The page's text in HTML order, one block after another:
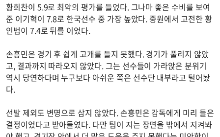
황희찬이 5.9로 최악의 평가를 들었다. 그나마 좋은 수비를 보여
준 이기혁이 7.8로 한국선수 중 가장 높았다. 중원에서 고전한 황
인범이 7.4로 뒤를 이었다.
손흥민은 경기 후 쉽게 고개를 들지 못했다. 경기가 풀리지 않았
고, 결과까지 따라오지 않았다. 그는 선수들이 가라앉은 분위기
역시 당연하다며 누구보다 아쉬운 쪽은 선수단 내부라고 털어놨
다.
선발 제외도 변명으로 삼지 않았다. 손흥민은 감독에게 미리 들은
결정이었다고 받아들였다. 다만 팀이 지는 장면을 밖에서 지켜봐